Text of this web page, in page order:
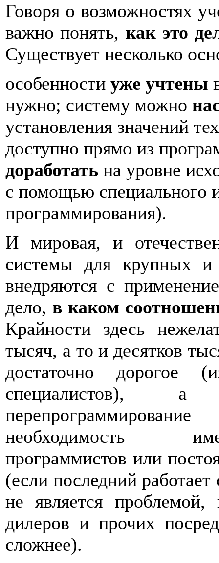
Говоря о возможностях
важно понять, как это
Существует несколько
особенности уже учтены
нужно; систему можно
установления значений
доступно прямо из
доработать на уровне
с помощью специального
программирования).
И мировая, и
системы для крупных и
внедряются с
дело, в каком
Крайности здесь
тысяч, а то и десятков
достаточно дорогое
специалистов), а
необходимость
программистов или
(если последний
не является
дилеров и прочих
сложнее).